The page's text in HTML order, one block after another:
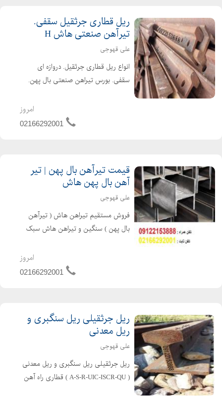
ریل قطاری جرثقیل سقفی.
تیرآهن صنعتی هاش H
علی قهوجی
انواع ریل قطاری جرثقیل. دروازه ای
سقفی. بورس تیراهن صنعتی بال پهن.
تلفن همراه : 09122153888 تلفن ثابت :
02166292001 نام و نام خانوادگی علی
امروز
02166292001
قیمت تیرآهن بال پهن | تیر
آهن بال پهن هاش
علی قهوجی
فروش مستقیم تیراهن هاش ( تیرآهن
بال پهن ) سنگین و تیراهن هاش سبک
سایزها با گواهینامه کیفیت ( سرتیفیکیت
هاش ) محصول کشور کره 09122153888_
امروز
02166292001
ریل جرثقیلی ریل سنگبری و
ریل معدنی
علی قهوجی
ریل جرثقیلی ریل سنگبری و ریل معدنی
( A-S-R-UIC-ISCR-QU ) قطاری راه آهن